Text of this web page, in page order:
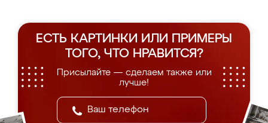
ЕСТЬ КАРТИНКИ ИЛИ ПРИМЕРЫ
ТОГО, ЧТО НРАВИТСЯ?
Присылайте — сделаем также или
лучше!